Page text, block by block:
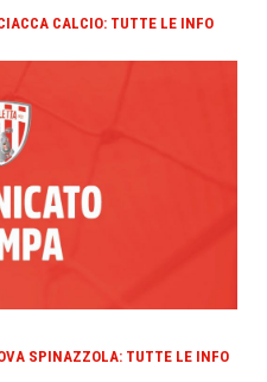
CALCIO: TUTTE LE INFO
SPINAZZOLA: TUTTE LE INFO